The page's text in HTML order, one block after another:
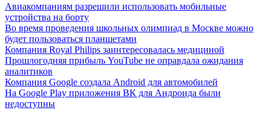
Авиакомпаниям разрешили использовать мобильные
устройства на борту
Во время проведения школьных олимпиад в Москве можно
будет пользоваться планшетами
Компания Royal Philips заинтересовалась медициной
Прошлогодняя прибыль YouTube не оправдала ожидания
аналитиков
Компания Google создала Android для автомобилей
На Google Play приложения ВК для Андроида были
недоступны